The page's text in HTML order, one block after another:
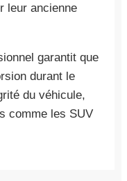
leur ancienne
garantit que
durant le
du véhicule,
comme les SUV